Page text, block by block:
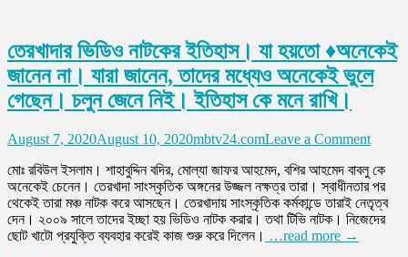
তেরখাদার ভিডিও নাটকের ইতিহাস। যা হয়তো ♦অনেকেই
জানেন না। যারা জানেন, তাদের মধ্যেও অনেকেই ভুলে
গেছেন। চলুন জেনে নিই। ইতিহাস কে মনে রাখি।
August 7, 2020August 10, 2020mbtv24.comLeave a Commenton
ভিডিও
নাটকের
যা
মোঃ রবিউল ইসলাম। শাহাবুদ্দিন বদির, মোল্যা জাফর আহমেদ, বশির আহমেদ বাবলু কে
অনেকেই চেনেন। তেরখাদা সাংস্কৃতিক অঙ্গনের উজ্জল নক্ষত্র তারা। স্বাধীনতার পর
থেকেই তারা মঞ্চ নাটক করে আসছেন। তেরখাদায় সাংস্কৃতিক কর্মকান্ডে তারাই নেতৃত্ব
দেন। ২০০৯ সালে তাদের ইচ্ছা হয় ভিডিও নাটক করার। তথা টিভি নাটক। নিজেদের
ছোট খাটো প্রযুক্তি ব্যবহার করেই কাজ শুরু করে দিলেন। …read more →